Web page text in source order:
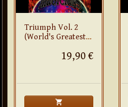
Triumph Vol. 2
(World's Greatest
19,90 €
shopping_cart